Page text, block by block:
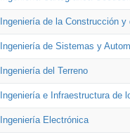
Ingeniería de la Construcción
Ingeniería de Sistemas y
Ingeniería del Terreno
Ingeniería e Infraestructura de
Ingeniería Electrónica